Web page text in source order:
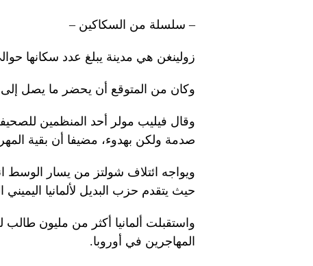
– سلسلة من السكاكين –
زولينغن هي مدينة يبلغ عدد سكانها حوالي 150 ألف نسمة وتقع بين دوسلدورف
وكان من المتوقع أن يحضر ما يصل إلى 75 ألف زائر “مهرجان التنوع”.
وقال فيليب مولر أحد المنظمين
صدمة ولكن بهدوء، مضيفا أن بقية
ويواجه ائتلاف شولتز من يسار الوسط
حيث يتقدم حزب البديل لألمانيا
المهاجرين في أوروبا.